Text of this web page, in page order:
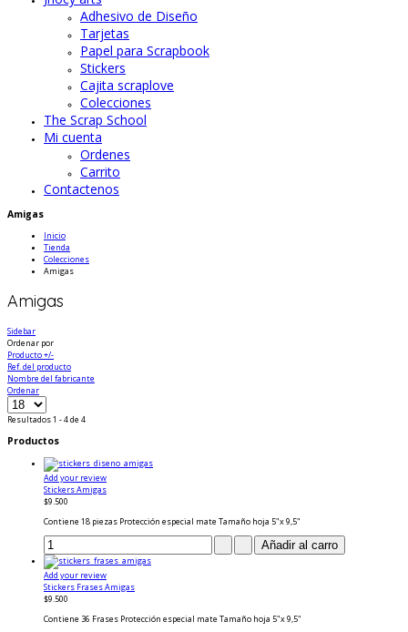
Adhesivo de Diseño
Tarjetas
Papel para Scrapbook
Stickers
Cajita scraplove
Colecciones
The Scrap School
Mi cuenta
Ordenes
Carrito
Contactenos
Amigas
Inicio
Tienda
Colecciones
Amigas
Amigas
Sidebar
Ordenar por
Producto +/-
Ref. del producto
Nombre del fabricante
Ordenar
Resultados 1 - 4 de 4
Productos
Add your review
Stickers Amigas
$9.500
Contiene 18 piezas Protección especial mate Tamaño hoja 5"x 9,5"
Add your review
Stickers Frases Amigas
$9.500
Contiene 36 Frases Protección especial mate Tamaño hoja 5"x 9,5"